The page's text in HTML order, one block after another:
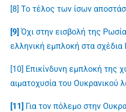
[8] Το τέλος των ίσων
[9] Όχι στην εισβολή της
ελληνική εμπλοκή στα
[10] Επικίνδυνη εμπλοκή της
αιματοχυσία του Ουκρανικού
[11] Για τον πόλεμο στην